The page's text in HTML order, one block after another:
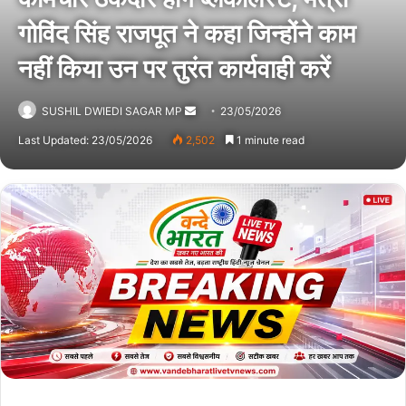
गोविंद सिंह राजपूत ने कहा जिन्होंने काम
नहीं किया उन पर तुरंत कार्यवाही करें
SUSHIL DWIEDI SAGAR MP
Send23/05/2026
Last Updated: 23/05/2026 2,502 1 minute read